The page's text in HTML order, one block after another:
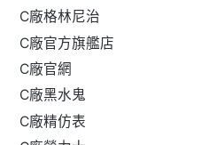
C廠格林尼治
C廠官方旗艦店
C廠官網
C廠黑水鬼
C廠精仿表